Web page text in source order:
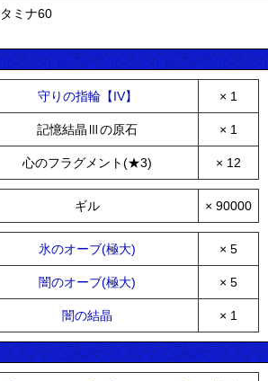
ミナ60
守りの指輪【IV】 × 1
記憶結晶Ⅲの原石 × 1
心のフラグメント(★3) × 12
ギル × 90000
氷のオーブ(極大) × 5
闇のオーブ(極大) × 5
闇の結晶 × 1